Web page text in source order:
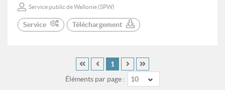
Service public de Wallonie (SPW)
Service Téléchargement
Éléments par page : 10
1